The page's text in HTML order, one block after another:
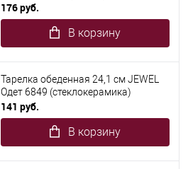
176 руб.
В корзину
Тарелка обеденная 24,1 см JEWEL
Одет 6849 (стеклокерамика)
141 руб.
В корзину